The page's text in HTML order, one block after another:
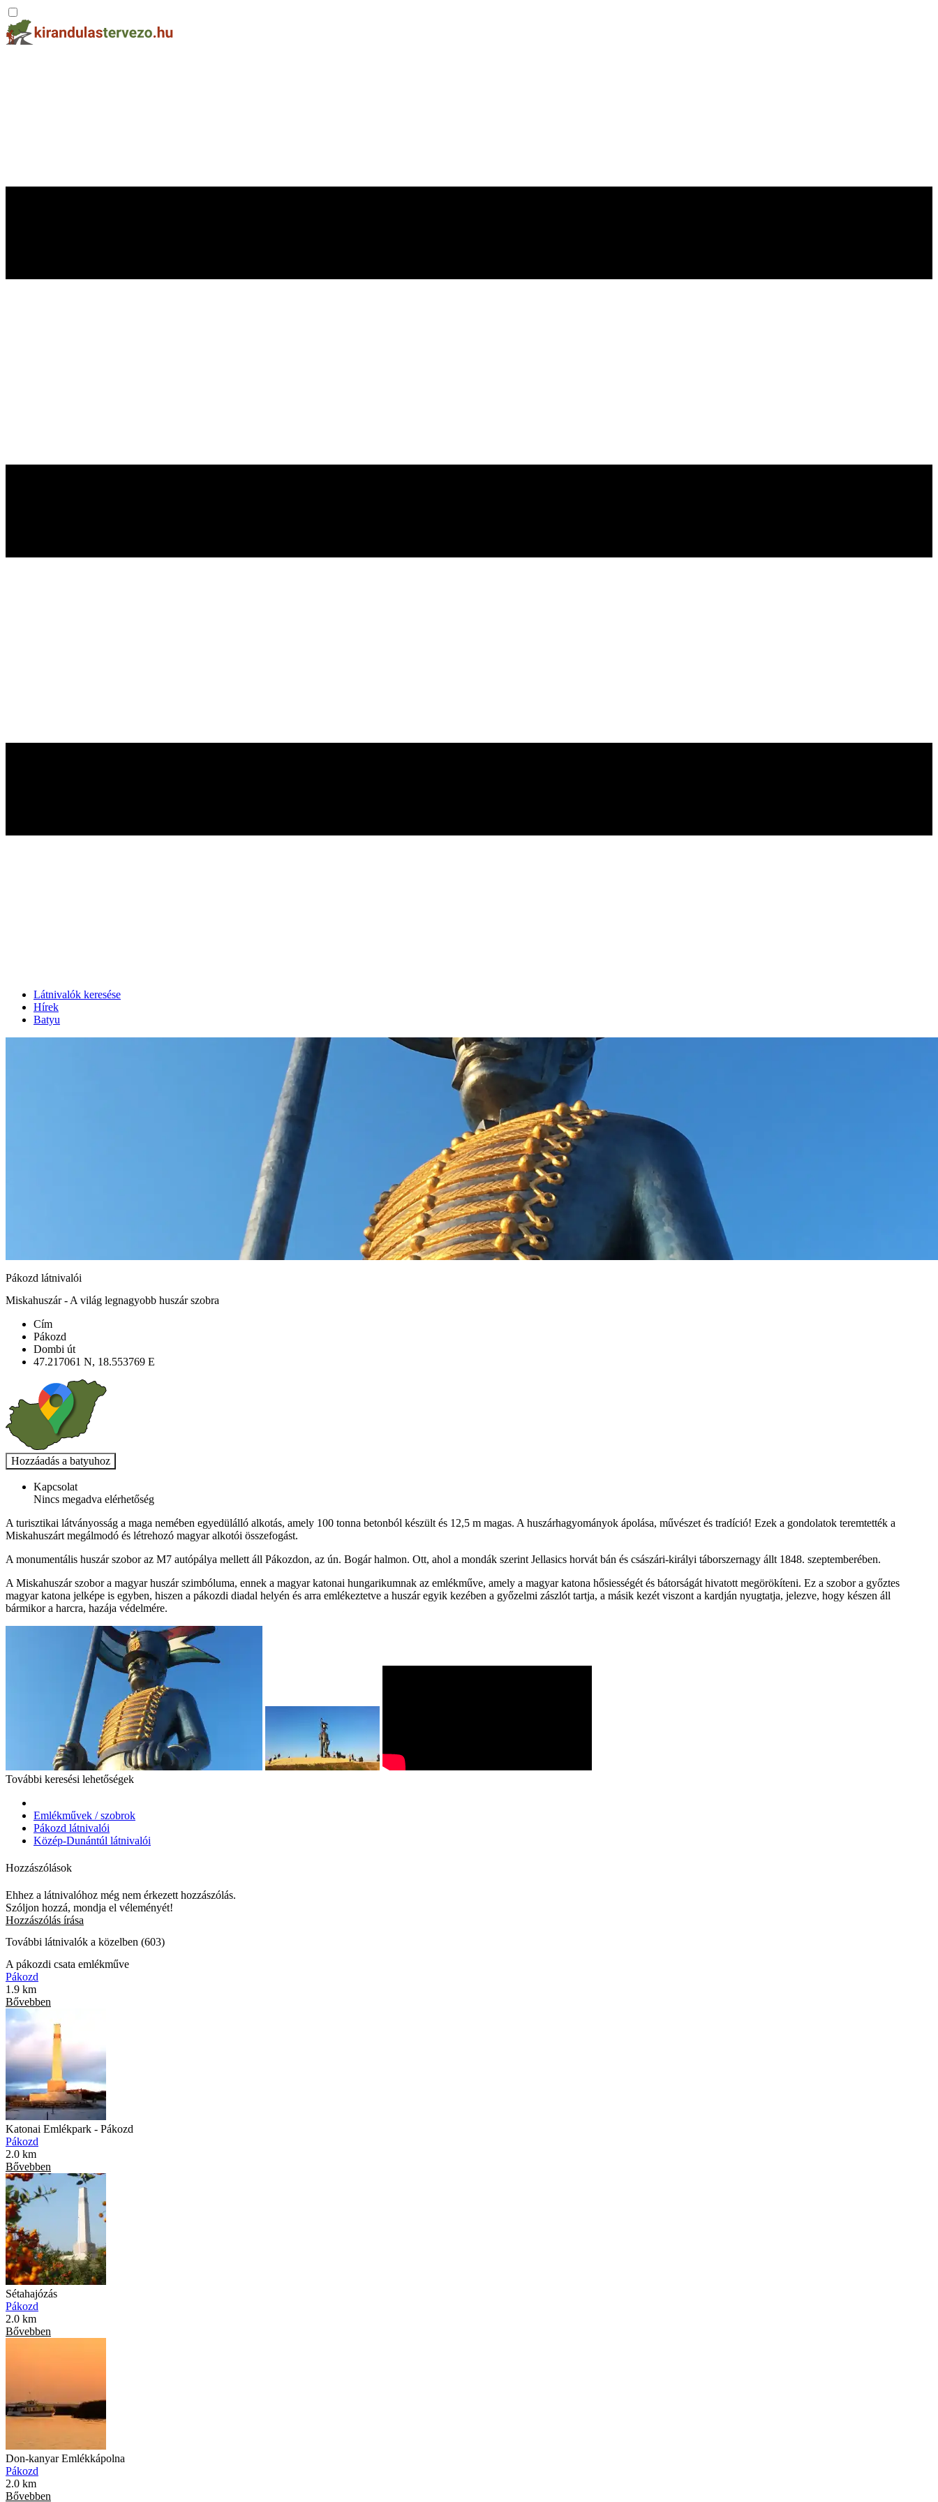
Látnivalók keresése
Hírek
Batyu
Pákozd látnivalói
Miskahuszár - A világ legnagyobb huszár szobra
Cím
Pákozd
Dombi út
47.217061 N, 18.553769 E
Kapcsolat
Nincs megadva elérhetőség
A turisztikai látványosság a maga nemében egyedülálló alkotás, amely 100 tonna betonból készült és 12,5 m magas. A huszárhagyományok ápolása, művészet és tradíció! Ezek a gondolatok teremtették a
Miskahuszárt megálmodó és létrehozó magyar alkotói összefogást.
A monumentális huszár szobor az M7 autópálya mellett áll Pákozdon, az ún. Bogár halmon. Ott, ahol a mondák szerint Jellasics horvát bán és császári-királyi táborszernagy állt 1848. szeptemberében.
A Miskahuszár szobor a magyar huszár szimbóluma, ennek a magyar katonai hungarikumnak az emlékműve, amely a magyar katona hősiességét és bátorságát hivatott megörökíteni. Ez a szobor a győztes
magyar katona jelképe is egyben, hiszen a pákozdi diadal helyén és arra emlékeztetve a huszár egyik kezében a győzelmi zászlót tartja, a másik kezét viszont a kardján nyugtatja, jelezve, hogy készen áll
bármikor a harcra, hazája védelmére.
További keresési lehetőségek
Emlékművek / szobrok
Pákozd látnivalói
Közép-Dunántúl látnivalói
Hozzászólások
Ehhez a látnivalóhoz még nem érkezett hozzászólás.
Szóljon hozzá, mondja el véleményét!
Hozzászólás írása
További látnivalók a közelben (603)
A pákozdi csata emlékműve
Pákozd
1.9 km
Bővebben
Katonai Emlékpark - Pákozd
Pákozd
2.0 km
Bővebben
Sétahajózás
Pákozd
2.0 km
Bővebben
Don-kanyar Emlékkápolna
Pákozd
2.0 km
Bővebben